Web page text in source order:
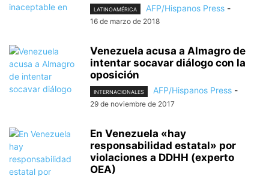
LATINOAMÉRICA AFP/Hispanos Press -
16 de marzo de 2018
Venezuela acusa a Almagro de
intentar socavar diálogo con la
oposición
INTERNACIONALES AFP/Hispanos Press -
29 de noviembre de 2017
En Venezuela «hay
responsabilidad estatal» por
violaciones a DDHH (experto
OEA)